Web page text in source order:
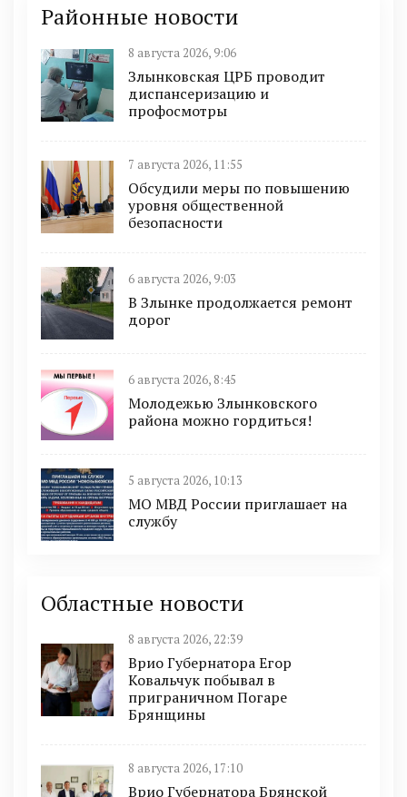
Районные новости
8 августа 2026, 9:06
Злынковская ЦРБ проводит
диспансеризацию и
профосмотры
7 августа 2026, 11:55
Обсудили меры по повышению
уровня общественной
безопасности
6 августа 2026, 9:03
В Злынке продолжается ремонт
дорог
6 августа 2026, 8:45
Молодежью Злынковского
района можно гордиться!
5 августа 2026, 10:13
МО МВД России приглашает на
службу
Областные новости
8 августа 2026, 22:39
Врио Губернатора Егор
Ковальчук побывал в
приграничном Погаре
Брянщины
8 августа 2026, 17:10
Врио Губернатора Брянской